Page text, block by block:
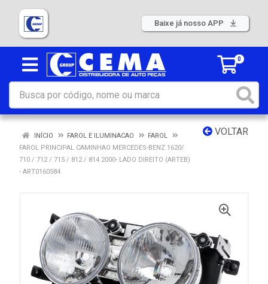
Baixe já nosso APP
0
VOLTAR
INÍCIO FAROL E ILUMINACAO
FAROL
FAROL PRINCIPAL CAMINHAO MERCEDES-BENZ 1620/
710 / 712 / 715 / 812 / 814 2000- LADO DIREITO (ARTEB)
- ART0160584